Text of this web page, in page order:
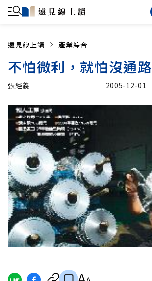
遠見線上讀 產業綜合
不怕微利，就怕沒通路
張經義
張經義
2005-12-01